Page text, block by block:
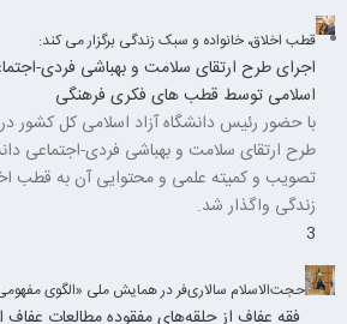
قطب اخلاق، خانواده و سبک زندگی برگزار می کند:
اجرای طرح ارتقای سلامت و بهباشی فردی-
اسلامی توسط قطب های فکری فرهنگی
با حضور رئیس دانشگاه آزاد اسلامی کل کشور در
طرح ارتقای سلامت و بهباشی فردی-اجتماعی
تصویب و کمیته علمی و محتوایی آن به قطب
زندگی واگذار شد.
3
حجت‌الاسلام سالاری‌فر در همایش ملی «الگوی
فقه عفاف از حلقه‌های مفقوده مطالعات